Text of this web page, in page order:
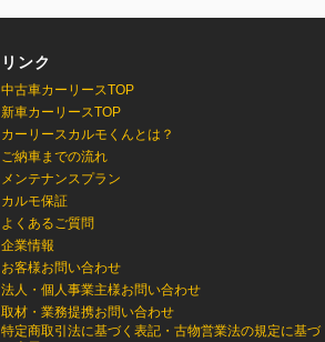
リンク
中古車カーリースTOP
新車カーリースTOP
カーリースカルモくんとは？
ご納車までの流れ
メンテナンスプラン
カルモ保証
よくあるご質問
企業情報
お客様お問い合わせ
法人・個人事業主様お問い合わせ
取材・業務提携お問い合わせ
特定商取引法に基づく表記・古物営業法の規定に基づ